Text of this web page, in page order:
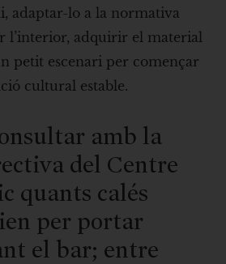
adaptar-lo a la normativa
l’interior, adquirir el material
petit escenari per començar
cultural estable.
amb la
del Centre
quants calés
per portar
el bar; entre